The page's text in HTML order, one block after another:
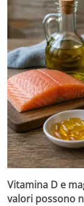
Vitamina D e
valori possono